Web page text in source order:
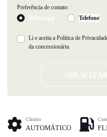
Preferência de contato:
Whatsapp
Telefone
Li e aceita a Política de
da concessionária.
Câmbio
AUTOMÁTICO